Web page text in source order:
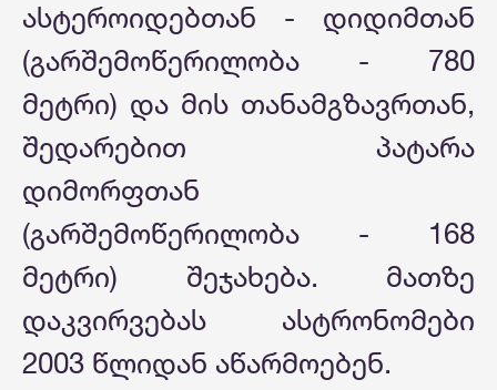
ასტეროიდებთან - დიდიმთან
(გარშემოწერილობა - 780
მეტრი) და მის თანამგზავრთან,
შედარებით პატარა
დიმორფთან
(გარშემოწერილობა - 168
მეტრი) შეჯახება. მათზე
დაკვირვებას ასტრონომები
2003 წლიდან აწარმოებენ.